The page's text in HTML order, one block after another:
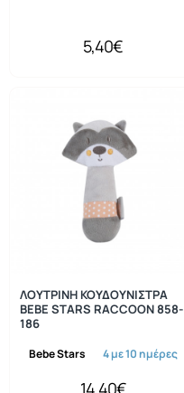
5,40€
Bebe Stars 4 με 10 ημέρες
ΛΟΥΤΡΙΝΗ ΚΟΥΔΟΥΝΙΣΤΡΑ
BEBE STARS RACCOON 858-
186
14,40€